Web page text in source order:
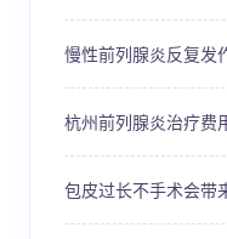
慢性前列腺炎反复发
杭州前列腺炎治疗费
包皮过长不手术会带